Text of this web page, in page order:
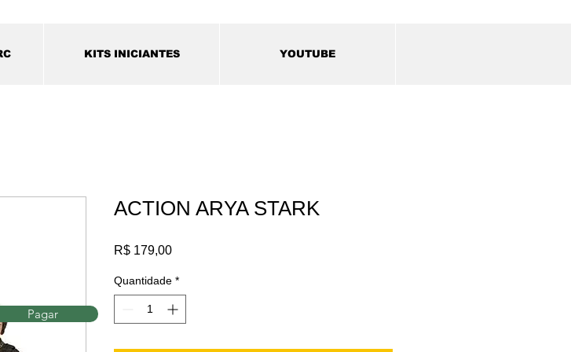
KITS INICIANTES YOUTUBE
ACTION ARYA STARK
R$ 179,00Preço
Quantidade *
Pagar